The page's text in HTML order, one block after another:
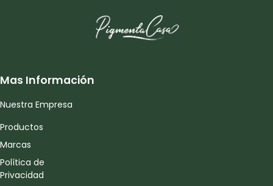
Mas Información
Nuestra Empresa
Productos
Marcas
Política de
Privacidad